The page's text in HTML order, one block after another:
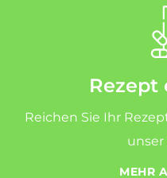
Rezept
Reichen Sie Ihr
unser
MEHR